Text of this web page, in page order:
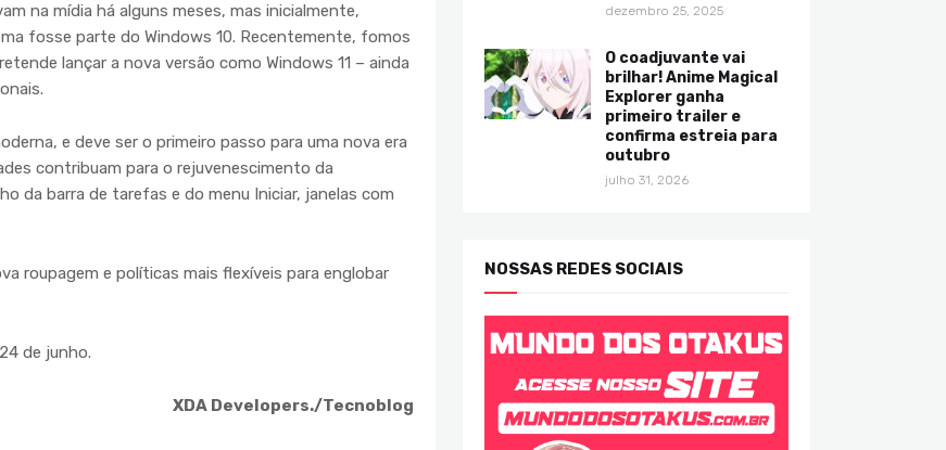
na mídia há alguns meses, mas inicialmente,
fosse parte do Windows 10. Recentemente, fomos
lançar a nova versão como Windows 11 – ainda
e deve ser o primeiro passo para uma nova era
contribuam para o rejuvenescimento da
da barra de tarefas e do menu Iniciar, janelas com
roupagem e políticas mais flexíveis para englobar
de junho.
XDA Developers./Tecnoblog
dezembro 25, 2025
O coadjuvante vai
brilhar! Anime Magical
Explorer ganha
primeiro trailer e
confirma estreia para
outubro
julho 31, 2026
NOSSAS REDES SOCIAIS